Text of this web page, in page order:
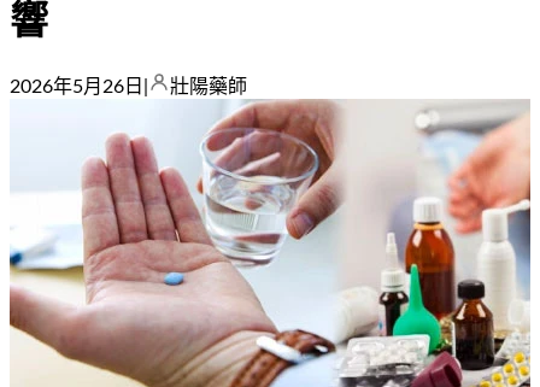
響
2026年5月26日 壯陽藥師